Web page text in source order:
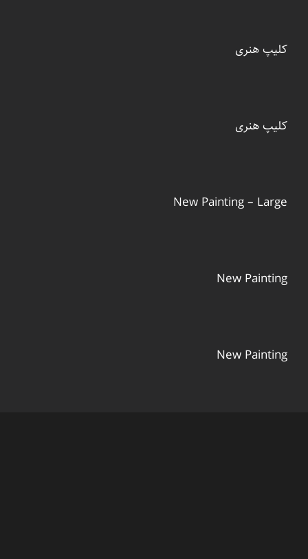
کلیپ هنری
کلیپ هنری
New Painting – Large
New Painting
New Painting